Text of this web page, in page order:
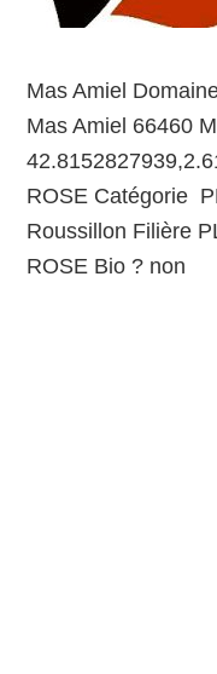
Mas Amiel
Mas Amiel 66460
ROSE Catégorie
Roussillon Filière
ROSE Bio ? non